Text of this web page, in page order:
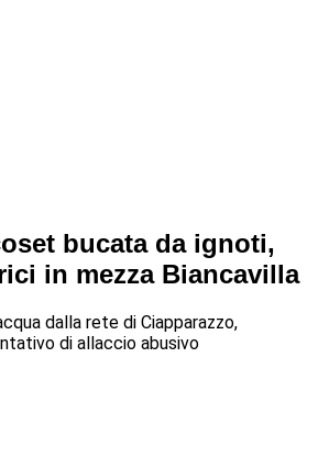
bucata da ignoti,
in mezza Biancavilla
dalla rete di Ciapparazzo,
di allaccio abusivo